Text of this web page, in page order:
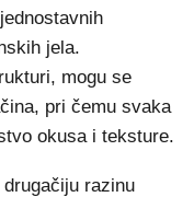
jela.
mogu se
pri čemu svaka
okusa i teksture.
razinu